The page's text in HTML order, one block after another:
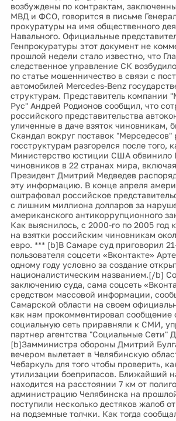
возбуждены по контрактам,
МВД и ФСО, говорится в письме
прокуратуры на имя общественного
Навального. Официальные
Генпрокуратуры этот документ не
прошлой недели стало известно, что
следственное управление СК
по статье мошенничество в связи с
автомобилей Mercedes-Benz
структурам. Представитель компании
Рус" Андрей Родионов сообщил, что
российского представительства
уличенные в даче взяток чиновникам,
Скандал вокруг поставок
госструктурам разгорелся после того,
Министерство юстиции США обвинило
чиновников в 22 странах мира,
Президент Дмитрий Медведев
эту информацию. В конце апреля
оштрафовал российское
с лишним миллиона долларов за
американского антикоррупционного
Как выяснилось, с 2000-го по 2005 год
на взятки российским чиновникам
евро. *** [b]В Самаре суд приговорил
пользователя соцсети «Вконтакте»
одному году условно за создание
националистическим названием.[/b]
заключению суда, сама соцсеть
средством массовой информации,
Самарской области на своем
как нам прокомментировал сообщение
социальную сеть приравняли к СМИ,
партнер агентства "Социальные Сети"
[b]Замминистра обороны Дмитрий
вечером вылетает в Челябинскую
Чебаркуль для того чтобы проверить,
утилизации боеприпасов. Ближайший
находится на расстоянии 7 км от
администрацию Челябинска на
поступили несколько дестяков жалоб
на подземные толчки. Как тогда